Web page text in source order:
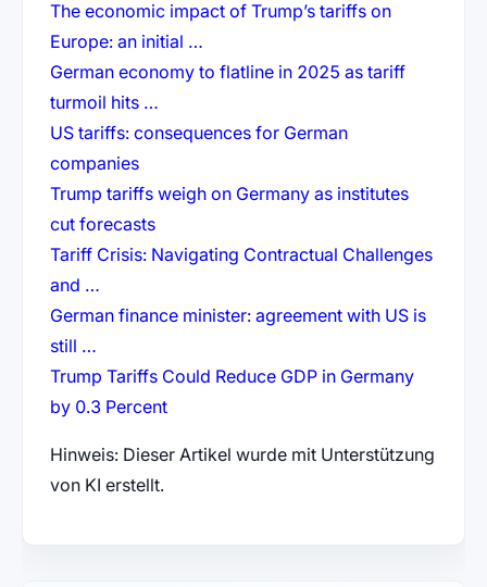
The economic impact of Trump’s tariffs on
Europe: an initial …(öffnet in neuem Tab)
German economy to flatline in 2025 as tariff
turmoil hits …(öffnet in neuem Tab)
US tariffs: consequences for German
companies(öffnet in neuem Tab)
Trump tariffs weigh on Germany as institutes
cut forecasts(öffnet in neuem Tab)
Tariff Crisis: Navigating Contractual Challenges
and …(öffnet in neuem Tab)
German finance minister: agreement with US is
still …(öffnet in neuem Tab)
Trump Tariffs Could Reduce GDP in Germany
by 0.3 Percent(öffnet in neuem Tab)
Hinweis: Dieser Artikel wurde mit Unterstützung
von KI erstellt.